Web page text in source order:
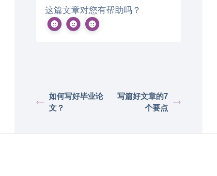
这篇文章对您有帮助吗？
如何写好毕业论
文？
写篇好文章的7
个要点